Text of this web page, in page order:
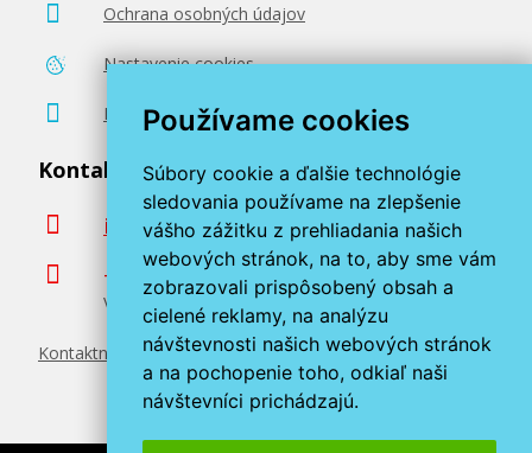
Používame cookies
Súbory cookie a ďalšie technológie
sledovania používame na zlepšenie
vášho zážitku z prehliadania našich
webových stránok, na to, aby sme vám
zobrazovali prispôsobený obsah a
cielené reklamy, na analýzu
návštevnosti našich webových stránok
a na pochopenie toho, odkiaľ naši
návštevníci prichádzajú.
Pridať do košíka
Brother TN-329Y (Žltý)
Originálny toner
230,90 €
Pridať do košíka
Ochrana osobných údajov
Nastavenie cookies
Poradenstvo zadarmo
Kontaktujte nás
info@miroluk.sk
+420 377 222 313
Volajte v pracovné dni od 8. do 17. hod.
Kontaktné údaje